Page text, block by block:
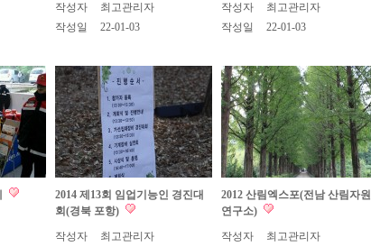
작성자
최고관리자
작성일
22-01-03
작성자
최고관리자
작성일
22-01-03
2014 제13회 임업기능인 경진대
회(경북 포항)
작성자
최고관리자
2012 산림엑스포(전남 산림자원
연구소)
작성자
최고관리자